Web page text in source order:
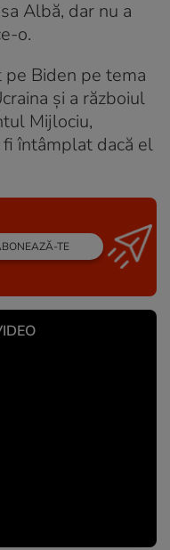
Albă, dar nu a
o.
Biden pe tema
şi a războiul
Mijlociu,
întâmplat dacă el
TE